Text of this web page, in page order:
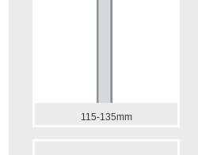
115-135mm